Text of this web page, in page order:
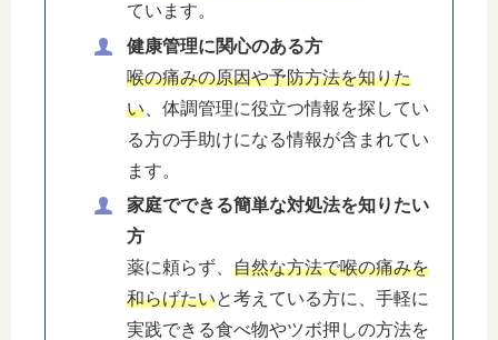
ています。
健康管理に関心のある方
喉の痛みの原因や予防方法を知りた
い、体調管理に役立つ情報を探してい
る方の手助けになる情報が含まれてい
ます。
家庭でできる簡単な対処法を知りたい
方
薬に頼らず、 自然な方法で喉の痛みを
和らげたいと考えている方に、手軽に
実践できる食べ物やツボ押しの方法を